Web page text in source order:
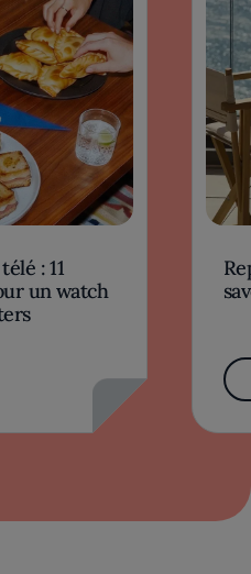
: 11
un watch